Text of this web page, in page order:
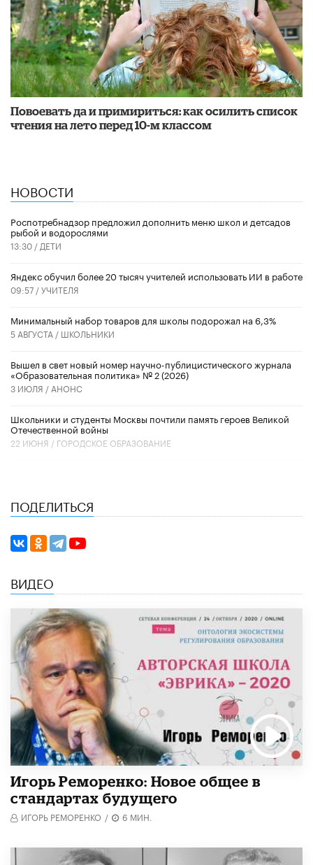
Повоевать да и примириться: как осилить список
чтения на лето перед 10-м классом
НОВОСТИ
Роспотребнадзор предложил дополнить меню школ и детсадов
рыбой и водорослями
13:30 / ДЕТИ
​Яндекс обучил более 20 тысяч учителей использовать ИИ в работе
09:57 /УЧИТЕЛЯ
Минимальный набор товаров для школы подорожал на 6,3%
5 АВГУСТА / ШКОЛЬНИКИ
Вышел в свет новый номер научно-публицистического журнала
«Образовательная политика» № 2 (2026)
3 ИЮЛЯ / АНОНС
Школьники и студенты Москвы почтили память героев Великой
Отечественной войны
22 ИЮНЯ / ГОРОДСКОЕ ОБРАЗОВАНИЕ
ПОДЕЛИТЬСЯ
ВИДЕО
Игорь Реморенко: Новое общее в
стандартах будущего
ИГОРЬ РЕМОРЕНКО / 6 МИН.